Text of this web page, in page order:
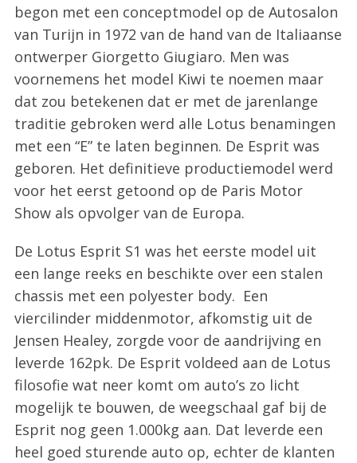
begon met een conceptmodel op de Autosalon
van Turijn in 1972 van de hand van de Italiaanse
ontwerper Giorgetto Giugiaro. Men was
voornemens het model Kiwi te noemen maar
dat zou betekenen dat er met de jarenlange
traditie gebroken werd alle Lotus benamingen
met een “E” te laten beginnen. De Esprit was
geboren. Het definitieve productiemodel werd
voor het eerst getoond op de Paris Motor
Show als opvolger van de Europa.
De Lotus Esprit S1 was het eerste model uit
een lange reeks en beschikte over een stalen
chassis met een polyester body. Een
viercilinder middenmotor, afkomstig uit de
Jensen Healey, zorgde voor de aandrijving en
leverde 162pk. De Esprit voldeed aan de Lotus
filosofie wat neer komt om auto’s zo licht
mogelijk te bouwen, de weegschaal gaf bij de
Esprit nog geen 1.000kg aan. Dat leverde een
heel goed sturende auto op, echter de klanten